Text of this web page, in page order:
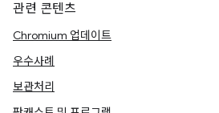
관련 콘텐츠
Chromium 업데이트
우수사례
보관처리